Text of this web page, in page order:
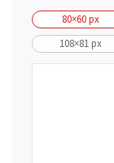
80×60 px
108×81 px